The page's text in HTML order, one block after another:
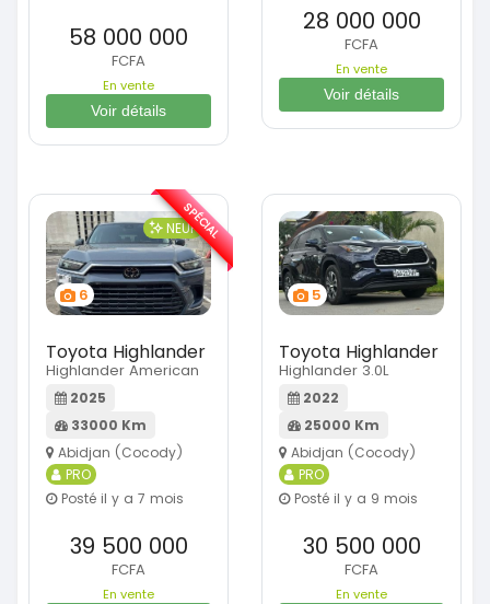
58 000 000
FCFA
En vente
Voir détails
28 000 000
FCFA
En vente
Voir détails
6
NEUF
Toyota Highlander
Highlander American
2025
33000 Km
Abidjan (Cocody)
PRO
Posté il y a 7 mois
39 500 000
FCFA
En vente
SPÉCIAL
5
Toyota Highlander
Highlander 3.0L
2022
25000 Km
Abidjan (Cocody)
PRO
Posté il y a 9 mois
30 500 000
FCFA
En vente